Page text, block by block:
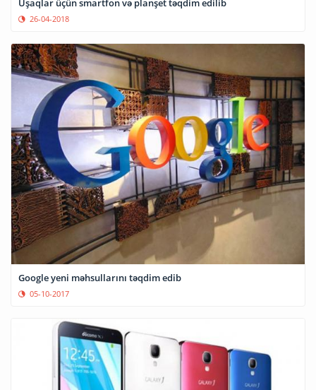
Uşaqlar üçün smartfon və planşet təqdim edilib
26-04-2018
Google yeni məhsullarını təqdim edib
05-10-2017